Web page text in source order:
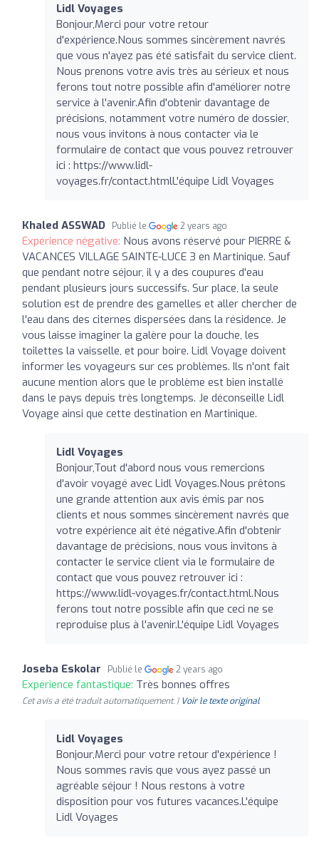
Lidl Voyages
Bonjour,Merci pour votre retour
d'expérience.Nous sommes sincèrement navrés
que vous n'ayez pas été satisfait du service client.
Nous prenons votre avis très au sérieux et nous
ferons tout notre possible afin d'améliorer notre
service à l'avenir.Afin d'obtenir davantage de
précisions, notamment votre numéro de dossier,
nous vous invitons à nous contacter via le
formulaire de contact que vous pouvez retrouver
ici : https://www.lidl-
voyages.fr/contact.htmlL'équipe Lidl Voyages
Khaled ASSWAD Publié le 2 years ago
Expérience négative: Nous avons réservé pour PIERRE &
VACANCES VILLAGE SAINTE-LUCE 3 en Martinique. Sauf
que pendant notre séjour, il y a des coupures d'eau
pendant plusieurs jours successifs. Sur place, la seule
solution est de prendre des gamelles et aller chercher de
l'eau dans des citernes dispersées dans la résidence. Je
vous laisse imaginer la galère pour la douche, les
toilettes la vaisselle, et pour boire. Lidl Voyage doivent
informer les voyageurs sur ces problèmes. Ils n'ont fait
aucune mention alors que le problème est bien installé
dans le pays depuis très longtemps. Je déconseille Lidl
Voyage ainsi que cette destination en Martinique.
Lidl Voyages
Bonjour,Tout d'abord nous vous remercions
d'avoir voyagé avec Lidl Voyages.Nous prêtons
une grande attention aux avis émis par nos
clients et nous sommes sincèrement navrés que
votre expérience ait été négative.Afin d'obtenir
davantage de précisions, nous vous invitons à
contacter le service client via le formulaire de
contact que vous pouvez retrouver ici :
https://www.lidl-voyages.fr/contact.html.Nous
ferons tout notre possible afin que ceci ne se
reproduise plus à l'avenir.L'équipe Lidl Voyages
Joseba Eskolar Publié le 2 years ago
Expérience fantastique: Très bonnes offres
Cet avis a été traduit automatiquement. | Voir le texte original
Lidl Voyages
Bonjour,Merci pour votre retour d'expérience !
Nous sommes ravis que vous ayez passé un
agréable séjour ! Nous restons à votre
disposition pour vos futures vacances.L'équipe
Lidl Voyages